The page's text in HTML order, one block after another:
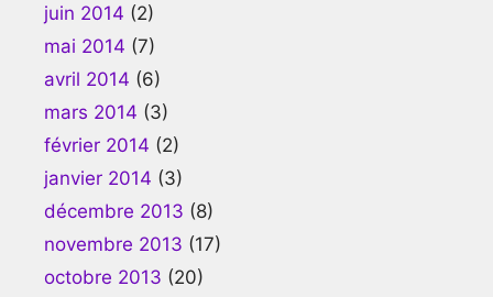
juin 2014 (2)
mai 2014 (7)
avril 2014 (6)
mars 2014 (3)
février 2014 (2)
janvier 2014 (3)
décembre 2013 (8)
novembre 2013 (17)
octobre 2013 (20)